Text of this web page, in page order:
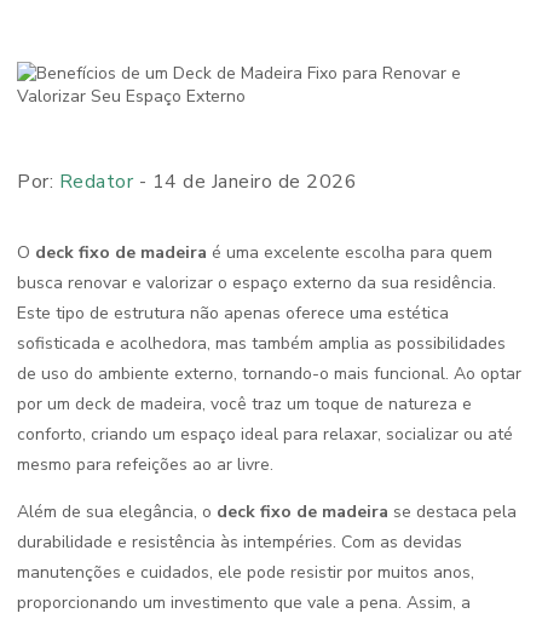
Por: Redator- 14 de Janeiro de 2026
O deck fixo de madeira é uma excelente escolha para quem
busca renovar e valorizar o espaço externo da sua residência.
Este tipo de estrutura não apenas oferece uma estética
sofisticada e acolhedora, mas também amplia as possibilidades
de uso do ambiente externo, tornando-o mais funcional. Ao optar
por um deck de madeira, você traz um toque de natureza e
conforto, criando um espaço ideal para relaxar, socializar ou até
mesmo para refeições ao ar livre.
Além de sua elegância, o deck fixo de madeira se destaca pela
durabilidade e resistência às intempéries. Com as devidas
manutenções e cuidados, ele pode resistir por muitos anos,
proporcionando um investimento que vale a pena. Assim, a